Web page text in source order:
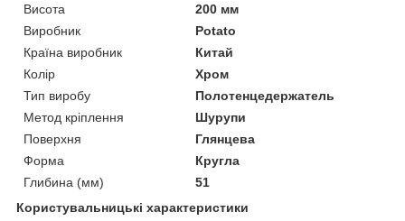
Висота
200 мм
Виробник
Potato
Країна виробник
Китай
Колір
Хром
Тип виробу
Полотенцедержатель
Метод кріплення
Шурупи
Поверхня
Глянцева
Форма
Кругла
Глибина (мм)
51
Користувальницькі характеристики